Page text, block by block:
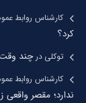
کارشناس روابط
کرد؟
توکلیدرچند وقت
کارشناس روابط
ندارد؛ مقصر